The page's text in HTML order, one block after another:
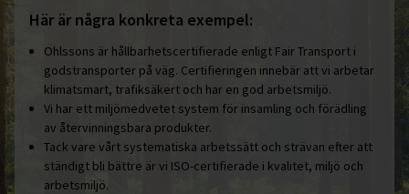
Här är några konkreta exempel:
Ohlssons är hållbarhetscertifierade enligt Fair Transport i
godstransporter på väg. Certifieringen innebär att vi arbetar
klimatsmart, trafiksäkert och har en god arbetsmiljö.
Vi har ett miljömedvetet system för insamling och förädling
av återvinningsbara produkter.
Tack vare vårt systematiska arbetssätt och strävan efter att
ständigt bli bättre är vi ISO-certifierade i kvalitet, miljö och
arbetsmiljö.